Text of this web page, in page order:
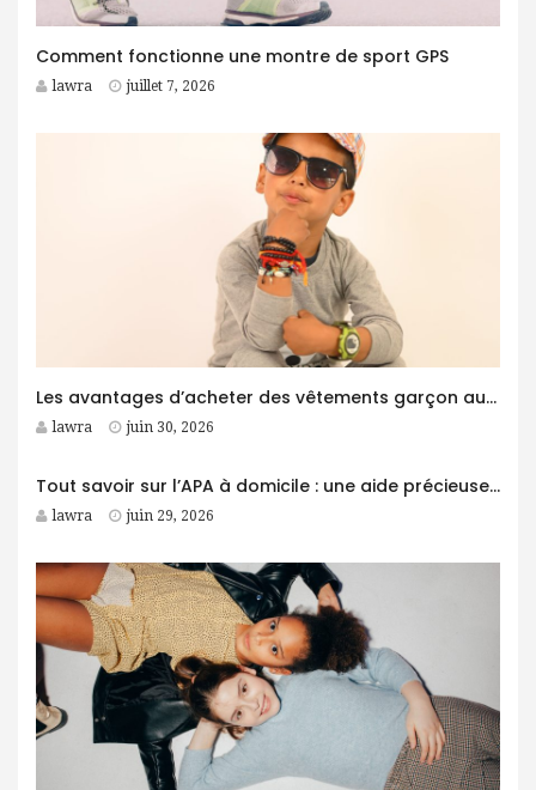
Comment fonctionne une montre de sport GPS
lawra juillet 7, 2026
Les avantages d’acheter des vêtements garçon auprès d’un grossiste
lawra juin 30, 2026
Tout savoir sur l’APA à domicile : une aide précieuse pour les personnes âgées
lawra juin 29, 2026